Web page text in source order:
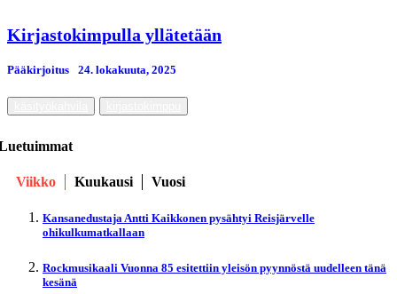
Kirjastokimpulla yllätetään
Pääkirjoitus 24. lokakuuta, 2025
Viikko Kuukausi Vuosi
Kansanedustaja Antti Kaikkonen pysähtyi Reisjärvelle
ohikulkumatkallaan
Rockmusikaali Vuonna 85 esitettiin yleisön pyynnöstä uudelleen tänä
kesänä